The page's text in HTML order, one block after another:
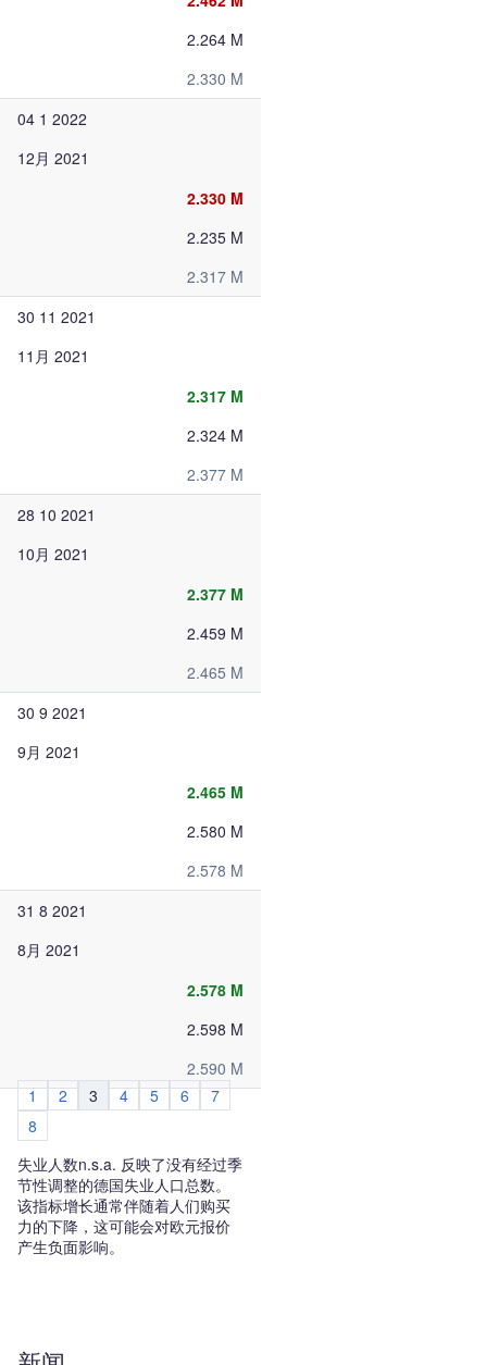
2.264 M
2.330 M
04 1 2022
12月 2021
2.330 M
2.235 M
2.317 M
30 11 2021
11月 2021
2.317 M
2.324 M
2.377 M
28 10 2021
10月 2021
2.377 M
2.459 M
2.465 M
30 9 2021
9月 2021
2.465 M
2.580 M
2.578 M
31 8 2021
8月 2021
2.578 M
2.598 M
2.590 M
1
2 3 4 5 6
7
8
失业人数n.s.a. 反映了没有经过季
节性调整的德国失业人口总数。
该指标增长通常伴随着人们购买
力的下降，这可能会对欧元报价
产生负面影响。